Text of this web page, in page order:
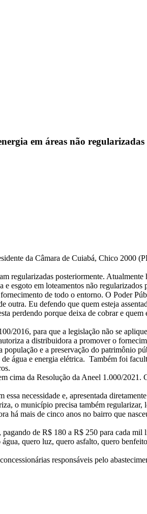
em áreas não regularizadas
da Câmara de Cuiabá, Chico 2000
regularizadas posteriormente.
esgoto em loteamentos não
de todo o entorno. O Poder
Eu defendo que quem esteja
perdendo porque deixa de cobrar e
2016, para que a legislação não se
a distribuidora a promover o
população e a preservação do patrimônio
água e energia elétrica. Também foi
cima da Resolução da Aneel 1.000/
necessidade e, apresentada
o município precisa também
mais de cinco anos no bairro que
de R$ 180 a R$ 250 para cada mil
quero luz, quero asfalto, quero
responsáveis pelo